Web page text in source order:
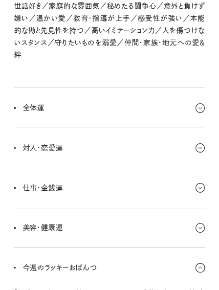
世話好き／家庭的な雰囲気／秘めたる闘争心／意外と負けず
嫌い／温かい愛／教育・指導が上手／感受性が強い／本能
的な勘と先見性を持つ／高いイミテーション力／人を傷つけな
いスタンス／守りたいものを溺愛／仲間・家族・地元への愛＆
絆
全体運
んだん流れ出すよ〜！ 焦らないで、ドーンッと構えてOKさ！
対人・恋愛運
を紹介してもらえそう〜。これから先、タッグを組める人との出会い
仕事・金銭運
えはおすすめ〜！割引チケットやポイントも上手に使ってね。
美容・健康運
体が変わりやすい時期に突入してるからおすすめだよ。オーバーウ
今週のラッキーおぱんつ